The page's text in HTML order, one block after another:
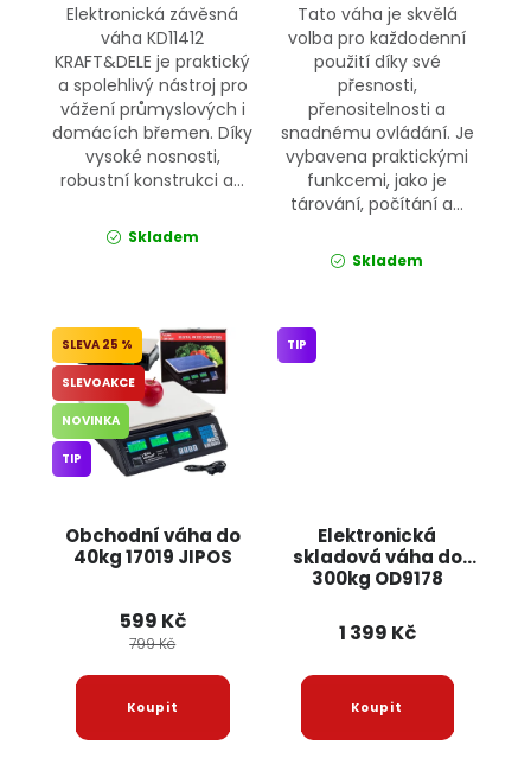
Elektronická závěsná
váha KD11412
KRAFT&DELE je praktický
a spolehlivý nástroj pro
vážení průmyslových i
domácích břemen. Díky
vysoké nosnosti,
robustní konstrukci a...
Skladem
Tato váha je skvělá
volba pro každodenní
použití díky své
přesnosti,
přenositelnosti a
snadnému ovládání. Je
vybavena praktickými
funkcemi, jako je
tárování, počítání a...
Skladem
Obchodní váha do
40kg 17019 JIPOS
25 %
SLEVOAKCE
NOVINKA
TIP
599 Kč
799 Kč
Elektronická
skladová váha do
300kg OD9178
TIP
1 399 Kč